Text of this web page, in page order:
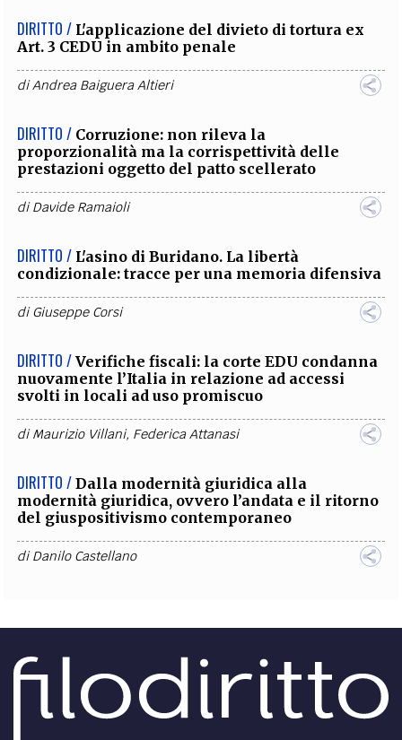
DIRITTO / L'applicazione del divieto di tortura ex
Art. 3 CEDU in ambito penale
diAndrea Baiguera Altieri
DIRITTO / Corruzione: non rileva la
proporzionalità ma la corrispettività delle
prestazioni oggetto del patto scellerato
diDavide Ramaioli
DIRITTO / L'asino di Buridano. La libertà
condizionale: tracce per una memoria difensiva
diGiuseppe Corsi
DIRITTO / Verifiche fiscali: la corte EDU condanna
nuovamente l’Italia in relazione ad accessi
svolti in locali ad uso promiscuo
diMaurizio Villani, Federica Attanasi
DIRITTO / Dalla modernità giuridica alla
modernità giuridica, ovvero l’andata e il ritorno
del giuspositivismo contemporaneo
diDanilo Castellano